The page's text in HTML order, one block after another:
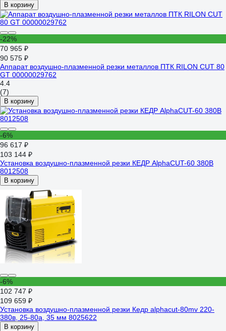
В корзину
-22%
70 965 ₽
90 575 ₽
Аппарат воздушно-плазменной резки металлов ПТК RILON CUT 80
GT 00000029762
4.4
(7)
В корзину
-6%
96 617 ₽
103 144 ₽
Установка воздушно-плазменной резки КЕДР AlphaCUT-60 380В
8012508
В корзину
-6%
102 747 ₽
109 659 ₽
Установка воздушно-плазменной резки Кедр alphacut-80mv 220-
380в, 25-80а, 35 мм 8025622
В корзину